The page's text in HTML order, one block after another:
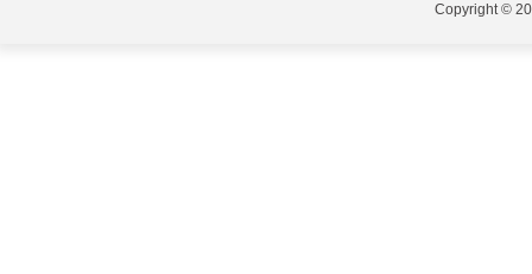
Copyright ©